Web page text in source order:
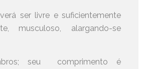
ser livre e suficientemente
musculoso, alargando-se
seu comprimento é